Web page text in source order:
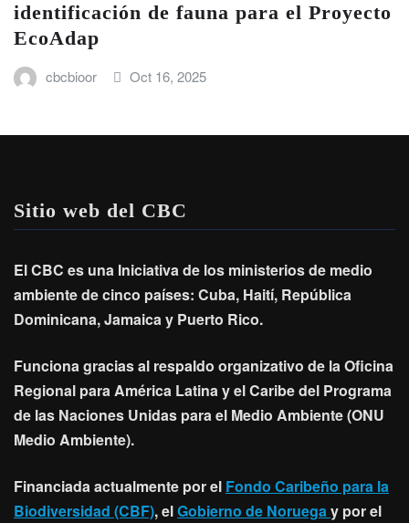
identificación de fauna para el Proyecto
EcoAdap
cbcbioor Oct 16, 2025
Sitio web del CBC
El CBC es una Iniciativa de los ministerios de medio
ambiente de cinco países: Cuba, Haití, República
Dominicana, Jamaica y Puerto Rico.
Funciona gracias al respaldo organizativo de la Oficina
Regional para América Latina y el Caribe del Programa
de las Naciones Unidas para el Medio Ambiente (ONU
Medio Ambiente).
Financiada actualmente por el Fondo Caribeño para la
Biodiversidad (CBF), elGobierno de Noruegay por el